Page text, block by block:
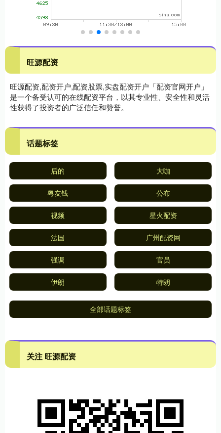
旺源配资
旺源配资,配资开户,配资股票,实盘配资开户「配资官网开户」
是一个备受认可的在线配资平台，以其专业性、安全性和灵活
性获得了投资者的广泛信任和赞誉。
话题标签
后的 大咖
粤友钱 公布
视频 星火配资
法国 广州配资网
强调 官员
伊朗 特朗
全部话题标签
关注 旺源配资